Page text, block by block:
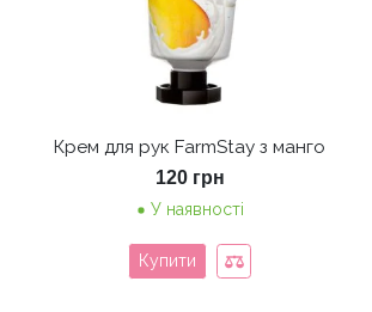
Крем для рук FarmStay з манго
120 грн
У наявності
Купити